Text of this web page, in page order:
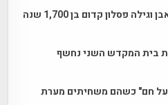
פסלון קדום בן 1,700 שנה
בית המקדש השני נחשף
"על חם" כשהם משחיתים מערת